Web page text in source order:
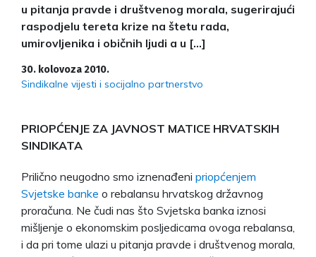
u pitanja pravde i društvenog morala, sugerirajući
raspodjelu tereta krize na štetu rada,
umirovljenika i običnih ljudi a u […]
30. kolovoza 2010.
Sindikalne vijesti i socijalno partnerstvo
PRIOPĆENJE ZA JAVNOST MATICE HRVATSKIH
SINDIKATA
Prilično neugodno smo iznenađeni priopćenjem
Svjetske banke o rebalansu hrvatskog državnog
proračuna. Ne čudi nas što Svjetska banka iznosi
mišljenje o ekonomskim posljedicama ovoga rebalansa,
i da pri tome ulazi u pitanja pravde i društvenog morala,